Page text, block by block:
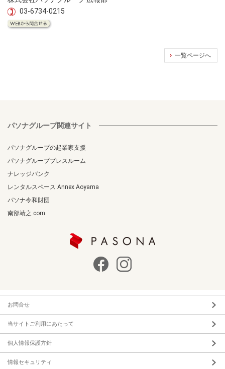
03-6734-0215
一覧ページへ
パソナグループ関連サイト
パソナグループの起業家支援
パソナグループプレスルーム
ナレッジバンク
レンタルスペース Annex Aoyama
パソナ令和財団
南部靖之.com
お問合せ
当サイトご利用にあたって
個人情報保護方針
情報セキュリティ